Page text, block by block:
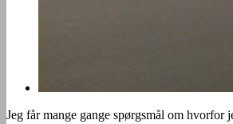
Jeg får mange gange spørgsmål om